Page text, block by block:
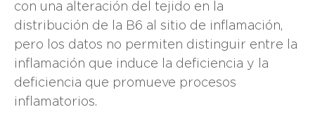
con una alteración del tejido en la
distribución de la B6 al sitio de inflamación,
pero los datos no permiten distinguir entre la
inflamación que induce la deficiencia y la
deficiencia que promueve procesos
inflamatorios.